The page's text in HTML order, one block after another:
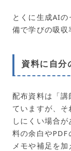
とくに生成AI
備で学びの吸収
資料に自分
配布資料は「
ていますが、
しにくい場合
料の余白や
メモや補足を加